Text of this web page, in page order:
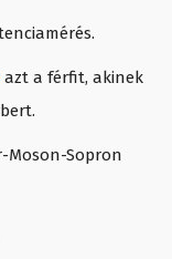
azt a férfit, akinek
Moson-Sopron